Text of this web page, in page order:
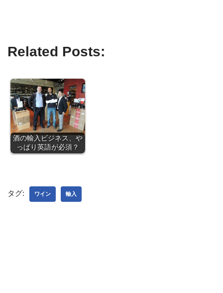
Related Posts:
酒の輸入ビジネス、や
っぱり英語が必須？
タグ: ワイン 輸入